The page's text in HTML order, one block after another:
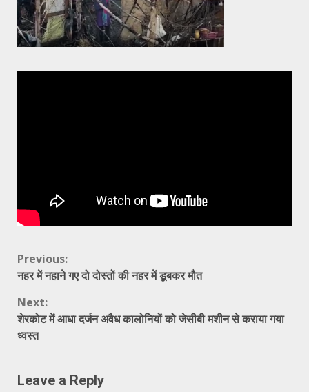
Continue
Previous:
नहर में नहाने गए दो दोस्तों की नहर में डूबकर मौत
Next:
शेरकोट में आधा दर्जन अवैध कालोनियों को जेसीबी मशीन से कराया गया
ध्वस्त
Leave a Reply